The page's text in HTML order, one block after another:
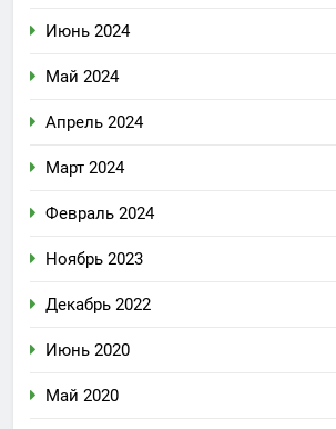
Июнь 2024
Май 2024
Апрель 2024
Март 2024
Февраль 2024
Ноябрь 2023
Декабрь 2022
Июнь 2020
Май 2020